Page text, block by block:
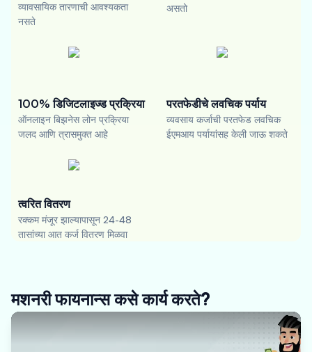
व्यावसायिक तारणाची आवश्यकता
नसते
असतो
100% डिजिटलाइज्ड प्रक्रिया
ऑनलाइन बिझनेस लोन प्रक्रिया
जलद आणि त्रासमुक्त आहे
परतफेडीचे लवचिक पर्याय
व्यवसाय कर्जाची परतफेड लवचिक
ईएमआय पर्यायांसह केली जाऊ शकते
त्वरित वितरण
रक्कम मंजूर झाल्यापासून 24-48
तासांच्या आत कर्ज वितरण मिळवा
मशनरी फायनान्स कसे कार्य करते?